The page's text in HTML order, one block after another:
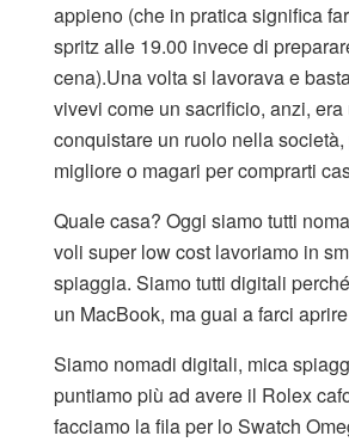
appieno (che in pratica significa
spritz alle 19.00 invece di
cena).Una volta si lavorava e
vivevi come un sacrificio, anzi,
conquistare un ruolo nella
migliore o magari per comprarti
Quale casa? Oggi siamo tutti
voli super low cost lavoriamo in
spiaggia. Siamo tutti digitali
un MacBook, ma guai a farci
Siamo nomadi digitali, mica
puntiamo più ad avere il Rolex
facciamo la fila per lo Swatch